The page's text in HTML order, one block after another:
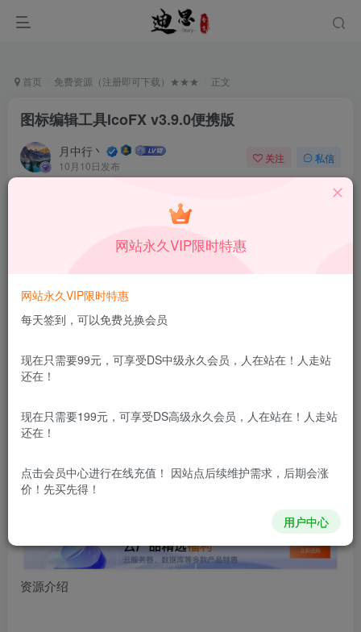
首页 免费资源（注册即可下载）★★★ 正文
图标编辑工具IcoFX v3.9.0便携版
月中行丶
10月10日发布
关注 私信
图标编辑工具IcoFX v3.9.0便携版
此内容为免费资源，请登录后查看
更新及时
本站所有内容来自互联网收集，仅供用于学习和交流，请勿用
用途。如有侵权、不妥之处，请第一时间联系我们删除！Q群：
资源介绍
网站永久VIP限时特惠
网站永久VIP限时特惠
每天签到，可以免费兑换会员
现在只需要99元，可享受DS中级永久会员，人在站在！人走站
还在！
现在只需要199元，可享受DS高级永久会员，人在站在！人走站
还在！
点击会员中心进行在线充值！ 因站点后续维护需求，后期会涨
价！先买先得！
用户中心